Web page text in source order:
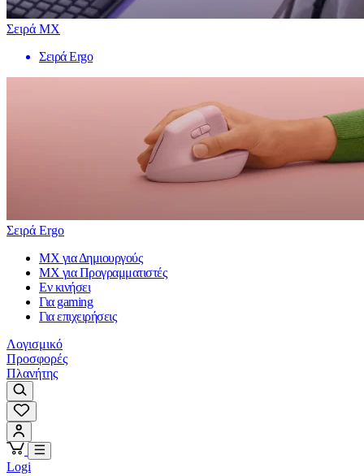
Σειρά MX
Σειρά Ergo
Σειρά Ergo
MX για Δημιουργούς
MX για Προγραμματιστές
Εν κινήσει
Για gaming
Για επιχειρήσεις
Λογισμικό
Προσφορές
Πλανήτης
Logi